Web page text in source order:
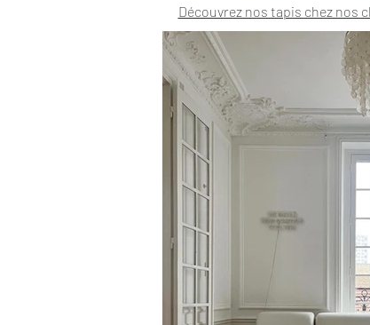
Découvrez nos tapis chez nos